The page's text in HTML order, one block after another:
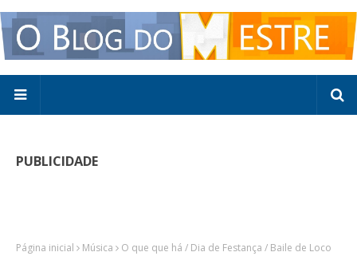
PUBLICIDADE
Página inicial Música O que que há / Dia de Festança / Baile de Loco